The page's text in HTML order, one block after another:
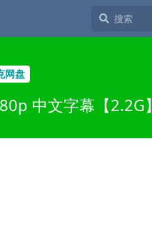
网盘
中文字幕【2.2G】